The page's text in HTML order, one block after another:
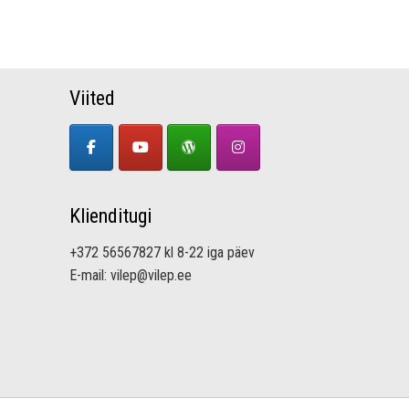
Viited
Klienditugi
+372 56567827 kl 8-22 iga päev
E-mail: vilep@vilep.ee